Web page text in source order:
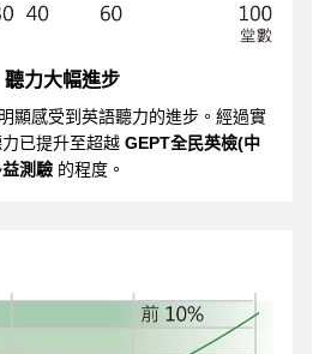
聽力大幅進步
顯感受到英語聽力的進步。經過實
已提升至超越 GEPT全民英檢(中
測驗 的程度。